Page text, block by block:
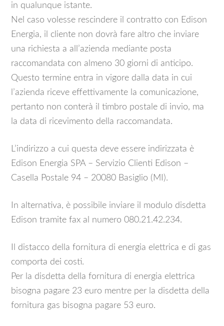
in qualunque istante.
Nel caso volesse rescindere il contratto con Edison
Energia, il cliente non dovrà fare altro che inviare
una richiesta a all’azienda mediante posta
raccomandata con almeno 30 giorni di anticipo.
Questo termine entra in vigore dalla data in cui
l’azienda riceve effettivamente la comunicazione,
pertanto non conterà il timbro postale di invio, ma
la data di ricevimento della raccomandata.
L’indirizzo a cui questa deve essere indirizzata è
Edison Energia SPA – Servizio Clienti Edison –
Casella Postale 94 – 20080 Basiglio (MI).
In alternativa, è possibile inviare il modulo disdetta
Edison tramite fax al numero 080.21.42.234.
Il distacco della fornitura di energia elettrica e di gas
comporta dei costi.
Per la disdetta della fornitura di energia elettrica
bisogna pagare 23 euro mentre per la disdetta della
fornitura gas bisogna pagare 53 euro.